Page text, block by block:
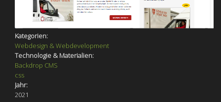
Kategorien:
Webdesign & Webdevelopment
Technologie & Materialien:
Backdrop CMS
css
Jahr:
2021